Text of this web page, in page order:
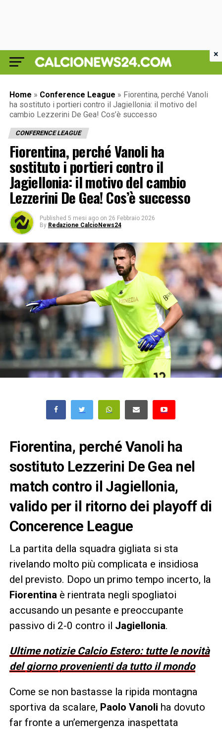
Home » Conference League » Fiorentina, perché Vanoli
ha sostituto i portieri contro il Jagiellonia: il motivo del
cambio Lezzerini De Gea! Cos’è successo
CONFERENCE LEAGUE
Fiorentina, perché Vanoli ha
sostituto i portieri contro il
Jagiellonia: il motivo del cambio
Lezzerini De Gea! Cos’è successo
Published 5 mesi ago on 26 Febbraio 2026
By Redazione CalcioNews24
Fiorentina, perché Vanoli ha
sostituto Lezzerini De Gea nel
match contro il Jagiellonia,
valido per il ritorno dei playoff di
Concerence League
La partita della squadra gigliata si sta
rivelando molto più complicata e insidiosa
del previsto. Dopo un primo tempo incerto, la
Fiorentina è rientrata negli spogliatoi
accusando un pesante e preoccupante
passivo di 2-0 contro il Jagiellonia.
Ultime notizie Calcio Estero: tutte le novità
del giorno provenienti da tutto il mondo
Come se non bastasse la ripida montagna
sportiva da scalare, Paolo Vanoli ha dovuto
far fronte a un’emergenza inaspettata
×